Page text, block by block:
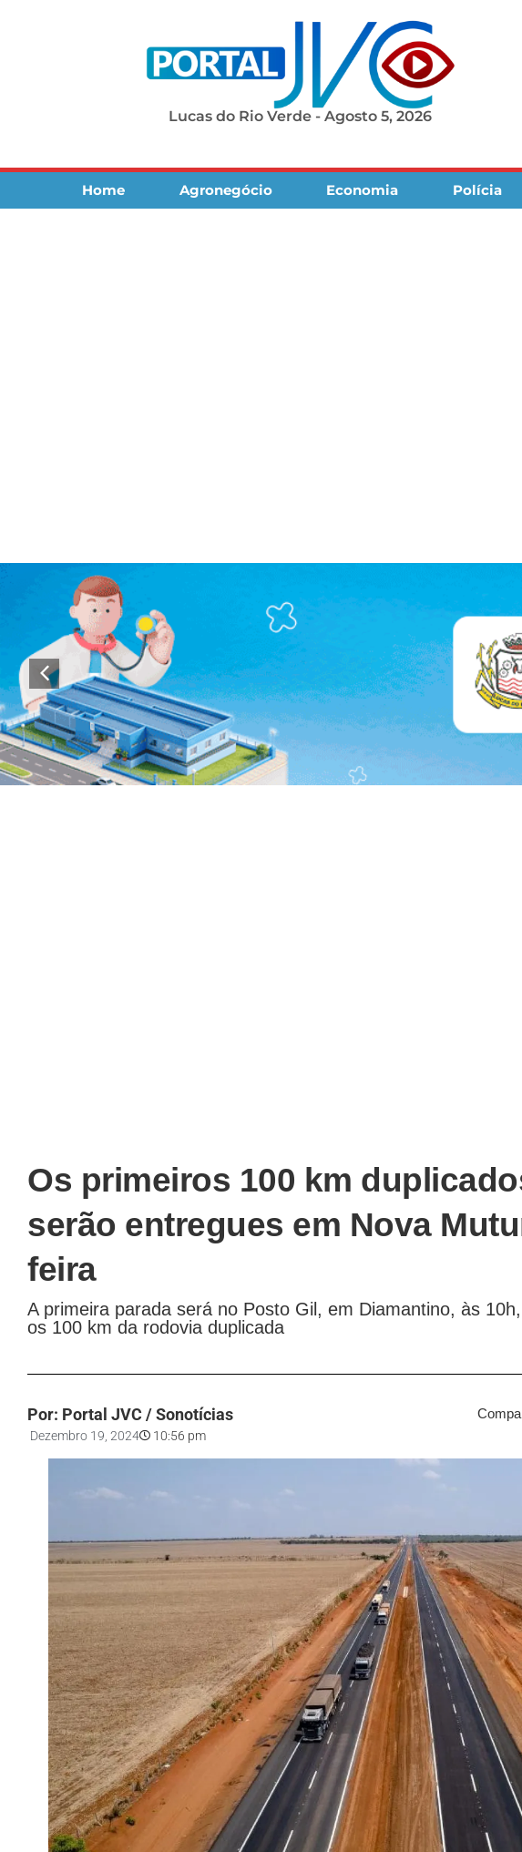
Lucas do Rio Verde - Agosto 5, 2026
Home Agronegócio Economia Polícia
Os primeiros 100 km
serão entregues em Nova
feira
A primeira parada será no Posto Gil, em Diamantino, às
os 100 km da rodovia duplicada
Por: Portal JVC / Sonotícias
Dezembro 19, 2024 10:56 pm